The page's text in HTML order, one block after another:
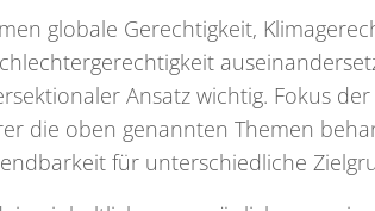
globale Gerechtigkeit,
Ansatz wichtig. Fokus
die oben genannten Themen
für unterschiedliche